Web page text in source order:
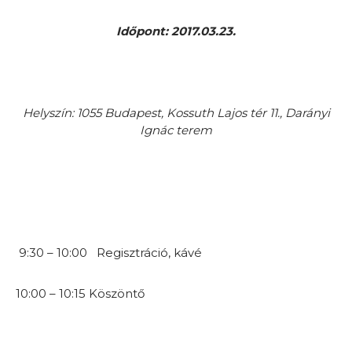
Időpont: 2017.03.23.
Helyszín: 1055 Budapest, Kossuth Lajos tér 11., Darányi
Ignác terem
9:30 – 10:00 Regisztráció, kávé
10:00 – 10:15 Köszöntő